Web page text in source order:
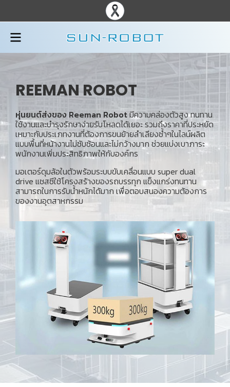
REEMAN ROBOT
หุ่นยนต์ส่งของ Reeman Robotมีความคล่องตัวสูง ทนทาน
ใช้งานและบำรุงรักษาง่ายรับโหลดได้เยอะ รวมถึงราคาที่ประหยัด
เหมาะกับประเภทงานที่ต้องการขนย้ายลำเลียงซ้ำๆในไลน์ผลิต
แบบพื้นที่หน้างานไม่ซับซ้อนและไม่กว้างมาก ช่วยแบ่งเบาภาระ
พนักงานเพิ่มประสิทธิภาพให้กับองค์กร
มอเตอร์ดุมล้อในตัวพร้อมระบบขับเคลื่อนแบบ super dual
drive แชสซีใช้โครงสร้างของรถบรรทุก แข็งแกร่งทนทาน
สามารถในการรับน้ำหนักได้มาก เพื่อตอบสนองความต้องการ
ของงานอุตสาหกรรม